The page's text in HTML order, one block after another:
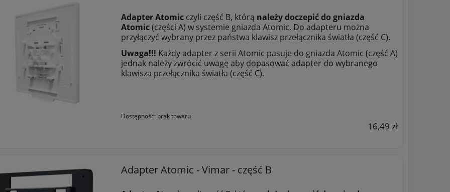
Adapter Atomicczyli część B, którą należy doczepić do gniazda
Atomic(części A) w systemie gniazda Atomic. Do adapteru można
przyłączyć wybrany przez państwa klawisz przełącznika światła (część C).
Uwaga!!! Każdy adapter z serii Atomic pasuje do gniazda Atomic (część A)
jednak należy zwrócić uwagę aby dopasować adapter do wybranego
klawisza przełącznika światła (część C).
Dostępność: brak towaru
16,49 zł
Adapter Atomic - Vimar - część B